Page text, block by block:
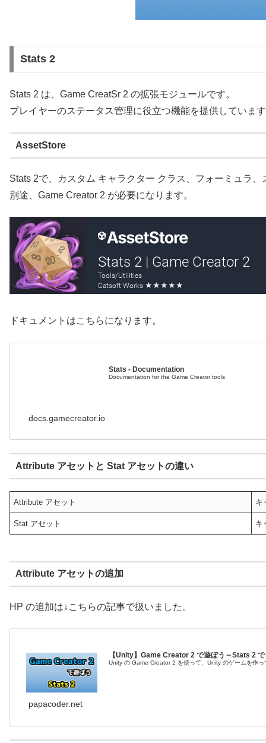
Stats 2
Stats 2 は、Game CreatSr 2 の拡張モジュールです。
プレイヤーのステータス管理に役立つ機能を提供していま
AssetStore
Stats 2で、カスタム キャラクター クラス、フォーミュラ
別途、Game Creator 2 が必要になります。
ドキュメントはこちらになります。
Stats - Documentation
Documentation for the Game Creator tools
docs.gamecreator.io
Attribute アセットと Stat アセットの違い
Attribute アセット キ
Stat アセット キ
Attribute アセットの追加
HP の追加は↓こちらの記事で扱いました。
【Unity】Game Creator 2 で遊ぼう～Stats 2
Unity の Game Creator 2 を使って、Unity のゲームを作
papacoder.net